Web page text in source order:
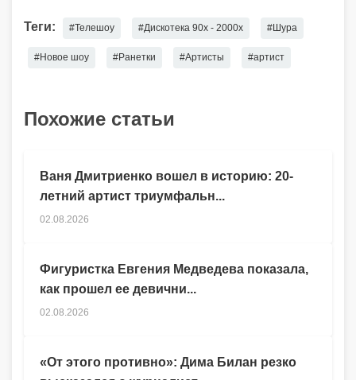
Теги: #Телешоу #Дискотека 90х - 2000х #Шура
#Новое шоу #Ранетки #Артисты #артист
Похожие статьи
Ваня Дмитриенко вошел в историю: 20-
летний артист триумфальн...
02.08.2026
Фигуристка Евгения Медведева показала,
как прошел ее девични...
02.08.2026
«От этого противно»: Дима Билан резко